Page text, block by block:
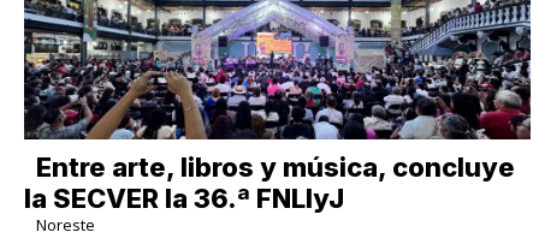
Entre arte, libros y música, concluye
la SECVER la 36.ª FNLIyJ
Noreste